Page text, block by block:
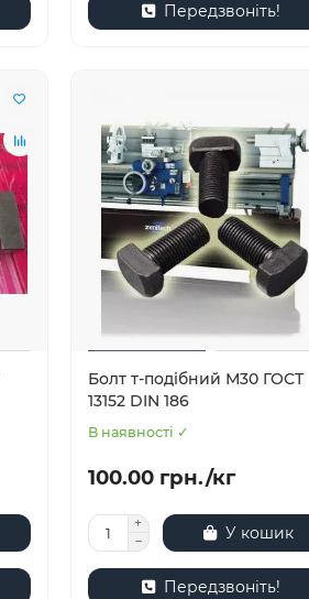
Передзвоніть!
Болт т-подібний М30 ГОСТ
13152 DIN 186
В наявності ✓
100.00 грн./кг
У кошик
Передзвоніть!